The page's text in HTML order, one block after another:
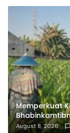
Memperkuat
Kuranji Dalang
August 8, 2026